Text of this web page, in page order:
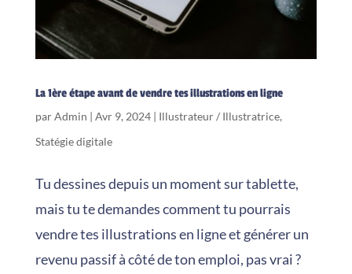
La 1ère étape avant de vendre tes illustrations en ligne
parAdmin | Avr 9, 2024| Illustrateur / Illustratrice,
Statégie digitale
Tu dessines depuis un moment sur tablette,
mais tu te demandes comment tu pourrais
vendre tes illustrations en ligne et générer un
revenu passif à côté de ton emploi, pas vrai ?